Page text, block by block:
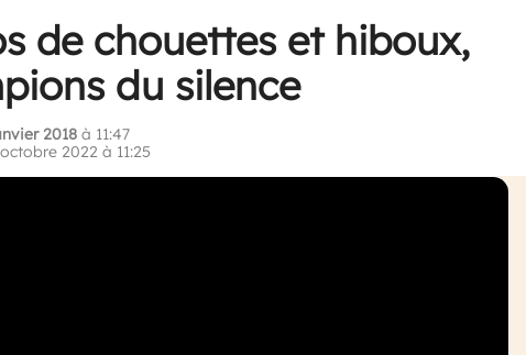
de chouettes et hiboux,
du silence
2018 à 11:47
2022 à 11:25